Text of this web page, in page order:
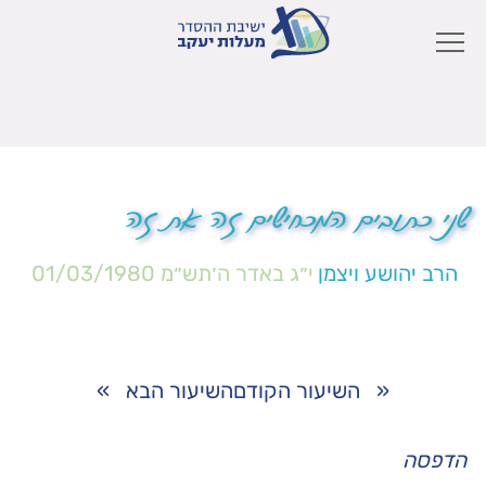
שני כתובים המכחישים זה את זה
הרב יהושע ויצמן י״ג באדר ה׳תש״מ 01/03/1980
« השיעור הקודםהשיעור הבא »
הדפסה